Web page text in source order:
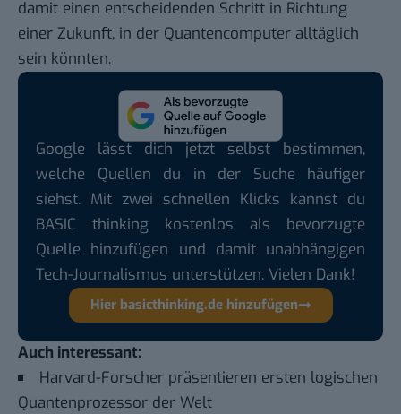
damit einen entscheidenden Schritt in Richtung
einer Zukunft, in der Quantencomputer alltäglich
sein könnten.
Google lässt dich jetzt selbst bestimmen,
welche Quellen du in der Suche häufiger
siehst. Mit zwei schnellen Klicks kannst du
BASIC thinking kostenlos als bevorzugte
Quelle hinzufügen und damit unabhängigen
Tech-Journalismus unterstützen. Vielen Dank!
Hier basicthinking.de hinzufügen
Auch interessant:
Harvard-Forscher präsentieren ersten logischen
Quantenprozessor der Welt